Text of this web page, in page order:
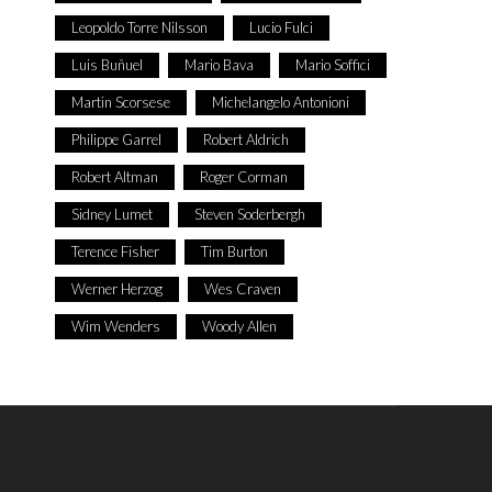
Leopoldo Torre Nilsson Lucio Fulci
Luis Buñuel Mario Bava Mario Soffici
Martin Scorsese Michelangelo Antonioni
Philippe Garrel Robert Aldrich
Robert Altman Roger Corman
Sidney Lumet Steven Soderbergh
Terence Fisher Tim Burton
Werner Herzog Wes Craven
Wim Wenders Woody Allen